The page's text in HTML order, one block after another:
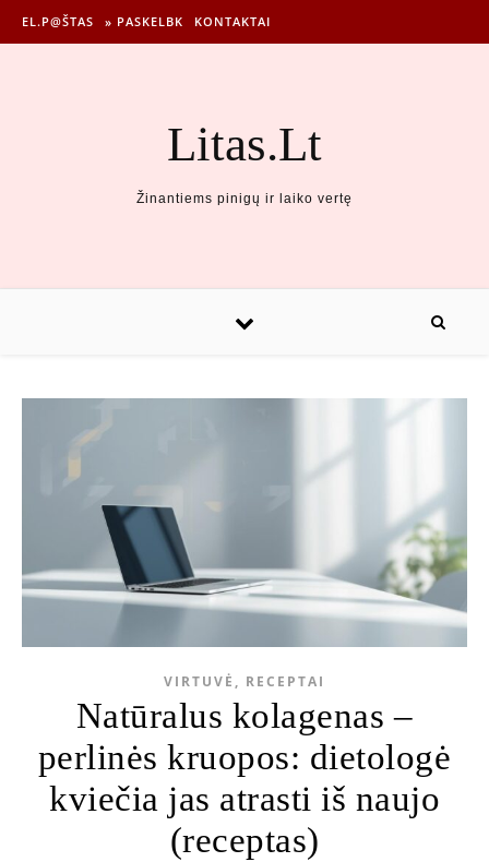
EL.P@ŠTAS » PASKELBK KONTAKTAI
Litas.Lt
Žinantiems pinigų ir laiko vertę
VIRTUVĖ, RECEPTAI
Natūralus kolagenas –
perlinės kruopos: dietologė
kviečia jas atrasti iš naujo
(receptas)